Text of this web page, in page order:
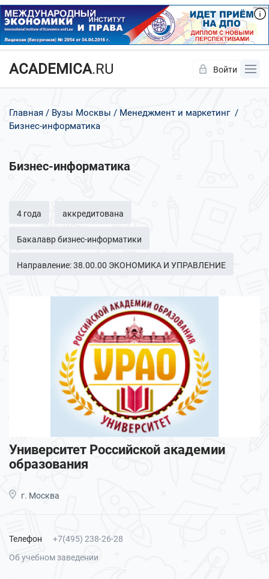
ACADEMICA.RU Войти
Главная Вузы Москвы
Менеджмент и маркетинг
Бизнес-информатика
Бизнес-информатика
4 года аккредитована
Бакалавр бизнес-информатики
Направление: 38.00.00 ЭКОНОМИКА И УПРАВЛЕНИЕ
Университет Российской академии
образования
г. Москва
Телефон
+7(495) 238-26-28
Об учебном заведении
Да Нет